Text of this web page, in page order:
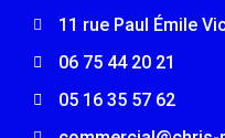
11 rue Paul Émile
06 75 44 20 21
05 16 35 57 62